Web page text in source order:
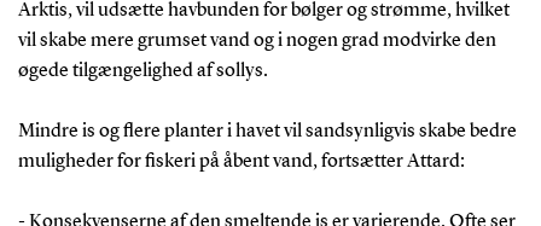
Arktis, vil udsætte havbunden for bølger og strømme, hvilket
vil skabe mere grumset vand og i nogen grad modvirke den
øgede tilgængelighed af sollys.
Mindre is og flere planter i havet vil sandsynligvis skabe bedre
muligheder for fiskeri på åbent vand, fortsætter Attard:
- Konsekvenserne af den smeltende is er varierende. Ofte ser